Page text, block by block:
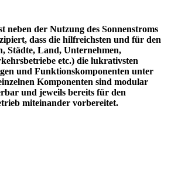
neben der Nutzung des Sonnenstroms
dass die hilfreichsten und für den
Städte, Land, Unternehmen,
etc.) die lukrativsten
und Funktionskomponenten unter
Komponenten sind modular
und jeweils bereits für den
miteinander vorbereitet.